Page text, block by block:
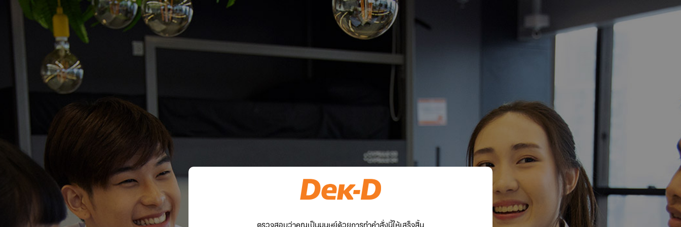
ตรวจสอบว่าคุณเป็นมนุษย์ด้วยการทำคำสั่งนี้ให้เสร็จสิ้น